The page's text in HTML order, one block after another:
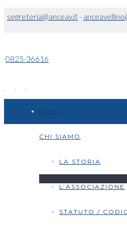
segreteria@anceav.it-
0825-36616
CHI SIAMO
LA STORIA
L’ASSOCIAZIONE
STATUTO /